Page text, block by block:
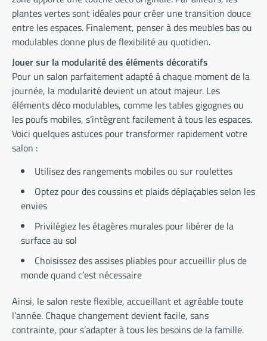
plantes vertes sont idéales pour créer une transition douce
entre les espaces. Finalement, penser à des meubles bas ou
modulables donne plus de flexibilité au quotidien.
Jouer sur la modularité des éléments décoratifs
Pour un salon parfaitement adapté à chaque moment de la
journée, la modularité devient un atout majeur. Les
éléments déco modulables, comme les tables gigognes ou
les poufs mobiles, s’intègrent facilement à tous les espaces.
Voici quelques astuces pour transformer rapidement votre
salon :
Utilisez des rangements mobiles ou sur roulettes
Optez pour des coussins et plaids déplaçables selon les
envies
Privilégiez les étagères murales pour libérer de la
surface au sol
Choisissez des assises pliables pour accueillir plus de
monde quand c’est nécessaire
Ainsi, le salon reste flexible, accueillant et agréable toute
l’année. Chaque changement devient facile, sans
contrainte, pour s’adapter à tous les besoins de la famille.